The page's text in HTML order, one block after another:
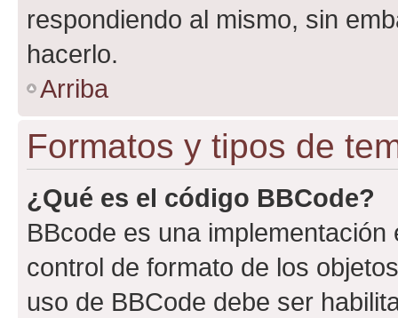
respondiendo al mismo, sin
hacerlo.
Arriba
Formatos y tipos de
¿Qué es el código BBCode?
BBcode es una
control de formato de los
uso de BBCode debe ser